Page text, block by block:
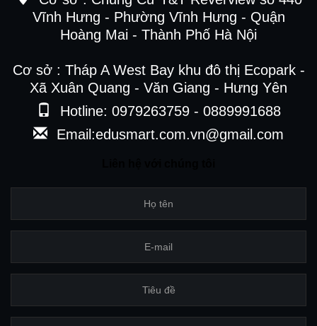
Vĩnh Hưng - Phường Vĩnh Hưng - Quận
Hoàng Mai - Thành Phố Hà Nội
Cơ sở : Tháp A West Bay khu đô thị Ecopark -
Xã Xuân Quang - Văn Giang - Hưng Yên
Hotline: 0979263759 - 0889991688
Email:edusmart.com.vn@gmail.com